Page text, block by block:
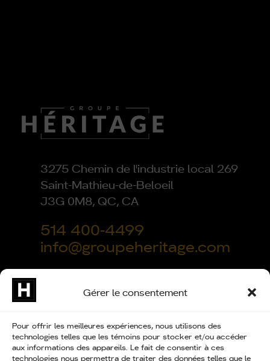
Gérer le consentement
Pour offrir les meilleures expériences, nous utilisons des
technologies telles que les témoins pour stocker et/ou accéder
aux informations des appareils. Le fait de consentir à ces
technologies nous permettra de traiter des données telles que le
3275 Chemin de l'industrie local 269
Saint-Mathieu-de-Beloeil
J3G 0M8, QC, CA
514 400-4499
info@groupeheritage.com